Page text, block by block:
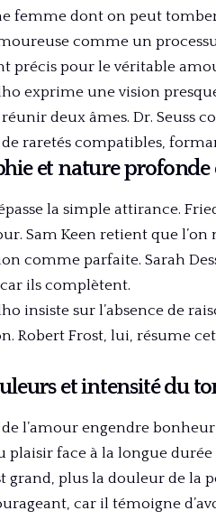
femme dont on peut tomber
comme un
précis pour le véritable
exprime une vision
réunir deux âmes. Dr. Seuss
raretés compatibles,
et nature profonde
la simple attirance.
Sam Keen retient que
comme parfaite. Sarah
car ils complètent.
insiste sur l’absence de
Robert Frost, lui, résume
et intensité du
de l’amour engendre
plaisir face à la longue
grand, plus la douleur de la
car il témoigne